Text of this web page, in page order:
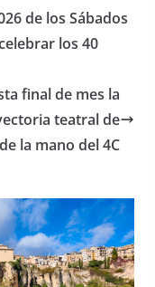
de los Sábados
los 40
final de mes la
teatral de
la mano del 4C